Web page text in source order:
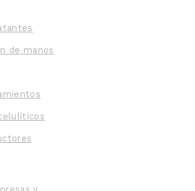
de manos